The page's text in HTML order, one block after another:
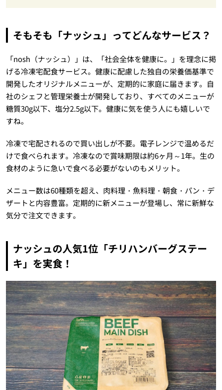
そもそも「ナッシュ」ってどんなサービス？
「nosh（ナッシュ）」は、「社会全体を健康に。」を理念に掲
げる冷凍宅配食サービス。健康に配慮した独自の栄養価基準で
開発したオリジナルメニューが、定期的に家庭に届きます。自
社のシェフと管理栄養士が開発しており、すべてのメニューが
糖質30g以下、塩分2.5g以下。健康に気を使う人にも嬉しいで
すね。
冷凍で宅配されるので買い出しが不要。電子レンジで温めるだ
けで食べられます。冷凍なので賞味期限は約6ヶ月～1年。生の
食材のように急いで食べる必要がないのもメリット。
メニュー数は60種類を超え、肉料理・魚料理・朝食・パン・デ
ザートと内容豊富。定期的に新メニューが登場し、常に新鮮な
気分で注文できます。
ナッシュの人気1位「チリハンバーグステー
キ」を実食！